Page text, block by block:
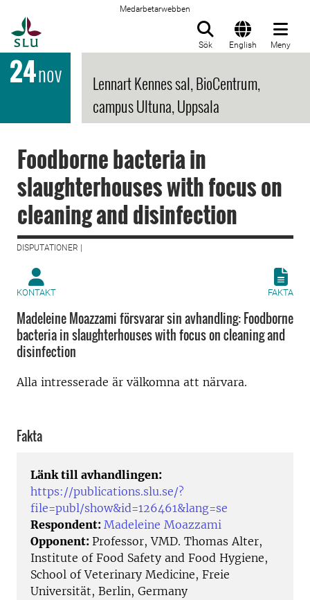
Medarbetarwebben
Sök English Meny
24nov
Lennart Kennes sal, BioCentrum,
campus Ultuna, Uppsala
Foodborne bacteria in
slaughterhouses with focus on
cleaning and disinfection
DISPUTATIONER |
KONTAKT FAKTA
Madeleine Moazzami försvarar sin avhandling: Foodborne
bacteria in slaughterhouses with focus on cleaning and
disinfection
Alla intresserade är välkomna att närvara.
Fakta
Länk till avhandlingen:
https://publications.slu.se/?
file=publ/show&id=126461&lang=se
Respondent: Madeleine Moazzami
Opponent: Professor, VMD. Thomas Alter,
Institute of Food Safety and Food Hygiene,
School of Veterinary Medicine, Freie
Universität, Berlin, Germany